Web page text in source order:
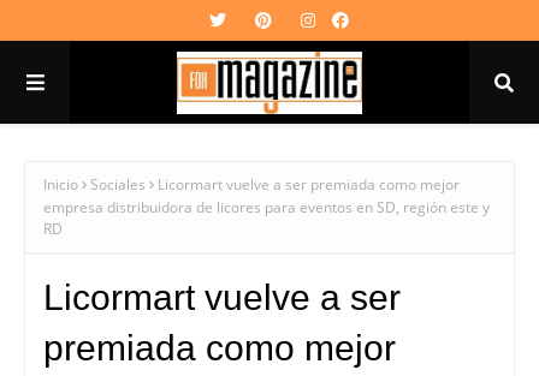
Inicio Sociales
Licormart vuelve a ser premiada como mejor
empresa distribuidora de licores para eventos en SD, región este y
RD
Licormart vuelve a ser
premiada como mejor